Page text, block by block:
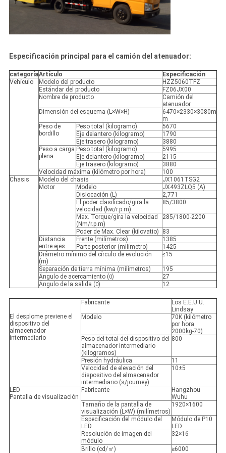
Especificación principal para el camión del atenuador:
categoríaArtículo
Especificación
Vehículo
Modelo del producto
HZZ5060TFZ
Estándar del producto
FZ06JX00
Nombre de producto
Camión del
atenuador
Dimensión del esquema (L×W×H)
6470×2330×3080m
m
Peso de
bordillo
Peso total (kilogramo)
5670
Eje delantero (kilogramo)
1790
Eje trasero (kilogramo)
3880
Peso a carga
plena
Peso total (kilogramo)
5995
Eje delantero (kilogramo)
2115
Eje trasero (kilogramo)
3880
Velocidad máxima (kilómetro por hora)
100
Chasis
Modelo del chasis
JX1061TSG2
Motor
Modelo
JX493ZLQ5 (A)
Dislocación (L)
2,771
El poder clasificado/gira la
velocidad (kw/r.p.m)
85/3800
Max. Torque/gira la velocidad
(Nm/r.p.m)
285/1800-2200
Poder de Max. Clear (kilovatio)
83
Distancia
entre ejes
Frente (milímetros)
1385
Parte posterior (milímetro)
1425
Diámetro mínimo del círculo de evolución
(m)
≤15
Separación de tierra mínima (milímetros)
195
Ángulo de acercamiento (0)
27
Ángulo de la salida (0) 12
El desplome previene el
dispositivo del
almacenador
intermediario
Fabricante
Los E.E.U.U.
Lindsay
Modelo
70K (kilómetro
por hora
2000kg-70)
Peso del total del dispositivo del
almacenador intermediario
(kilogramos)
800
Presión hydráulica
11
Velocidad de elevación del
dispositivo del almacenador
intermediario (s/journey)
10±5
LED
Pantalla de visualización
Fabricante
Hangzhou
Wuhu
Tamaño de la pantalla de
visualización (L×W) (milímetros)
1920×1600
Especificación del módulo del
LED
Módulo de P10
LED
Resolución de imagen del
módulo
32×16
Brillo (cd/㎡)
≥6000